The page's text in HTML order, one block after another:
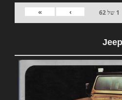
1 של62
›
»